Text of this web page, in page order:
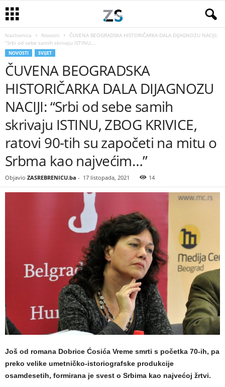
Naslovnica Novosti
ČUVENA BEOGRADSKA HISTORIČARKA DALA DIJAGNOZU NACIJI:
“Srbi od sebe samih skrivaju ISTINU,...
NOVOSTI SVIJET
ČUVENA BEOGRADSKA
HISTORIČARKA DALA DIJAGNOZU
NACIJI: “Srbi od sebe samih
skrivaju ISTINU, ZBOG KRIVICE,
ratovi 90-tih su započeti na mitu o
Srbma kao najvećim…”
Objavio ZASREBRENICU.ba - 17 listopada, 2021 14
Još od romana Dobrice Ćosića Vreme smrti s početka 70-ih, pa
preko velike umetničko-istoriografske produkcije
osamdesetih, formirana je svest o Srbima kao najvećoj žrtvi.